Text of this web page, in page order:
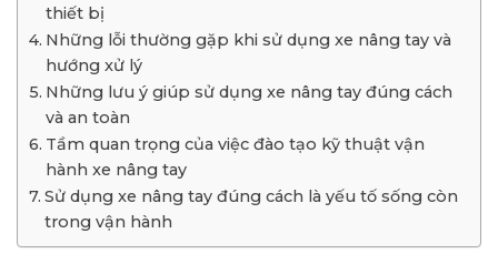
thiết bị
Những lỗi thường gặp khi sử dụng xe nâng tay và
hướng xử lý
Những lưu ý giúp sử dụng xe nâng tay đúng cách
và an toàn
Tầm quan trọng của việc đào tạo kỹ thuật vận
hành xe nâng tay
Sử dụng xe nâng tay đúng cách là yếu tố sống còn
trong vận hành